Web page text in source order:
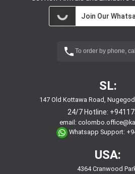
Join Our
To order by phone, call
SL:
147 Old Kottawa Road,
24/7 Hotline:
email:
Whatsapp Support:
USA:
4364 Cranwood